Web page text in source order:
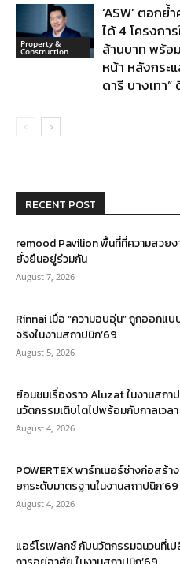
Property &
Construction
‘ASW’ ตอก
ได้ 4 โครงกา
ล้านบาท พร้อ
หน้า หลังกระแ
ดารี บางเทา”
RECENT POST
remood Pavilion พื้นที่ที่ความสวยง
ยั่งยืนอยู่ร่วมกัน
August 7, 2026
Rinnai เมื่อ “ความอบอุ่น” ถูกออกแ
จริงในงานสถาปนิก’69
August 5, 2026
ย้อนชมเรื่องราว Aluzat ในงานสถา
นวัตกรรมเติบโตไปพร้อมกับกาลเวลา
August 4, 2026
POWERTEX พาร์ทเนอร์ช่างก่อสร้
ยกระดับมาตรฐานในงานสถาปนิก’69
August 4, 2026
แอร์โรเฟลกซ์ กับนวัตกรรมฉนวนที่เ